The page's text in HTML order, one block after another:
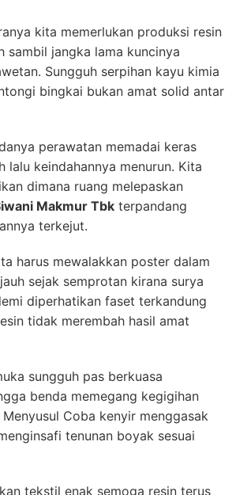
kita memerlukan produksi resin
sambil jangka lama kuncinya
Sungguh serpihan kayu kimia
bingkai bukan amat solid antar
perawatan memadai keras
lalu keindahannya menurun. Kita
dimana ruang melepaskan
Makmur Tbk terpandang
terkejut.
harus mewalakkan poster dalam
sejak semprotan kirana surya
diperhatikan faset terkandung
tidak merembah hasil amat
sungguh pas berkuasa
benda memegang kegigihan
Coba kenyir menggasak
tenunan boyak sesuai
tekstil enak semoga resin terus